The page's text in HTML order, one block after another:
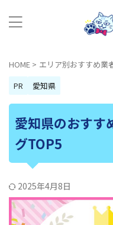
HOME > エリア別おすすめ業
PR
愛知県
愛知県のおすす
グTOP5
2025年4月8日